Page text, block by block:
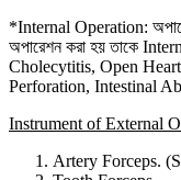
*Internal Operation:
অপারেশন করা হয় তাকে
Cholecytitis, Open
Perforation, Intestinal
Instrument of External
Artery Forceps.